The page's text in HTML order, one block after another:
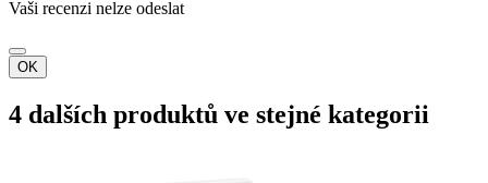
Vaši recenzi nelze odeslat
OK
4 dalších produktů ve stejné kategorii